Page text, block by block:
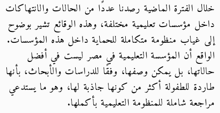
خلال الفترة الماضية رصدنا عددًا من الحالات والانتهاكات
داخل مؤسسات تعليمية مختلفة، وهذه الوقائع تشير بوضوح
إلى غياب منظومة متكاملة للحماية داخل هذه المؤسسات.
الواقع أن المؤسسة التعليمية في مصر ليست في أفضل
حالاتها، بل يمكن وصفها، وفقًا للدراسات والأبحاث، بأنها
طاردة للطفولة أكثر من كونها جاذبة لها، وهو ما يستدعي
مراجعة شاملة للمنظومة التعليمية بأكملها.